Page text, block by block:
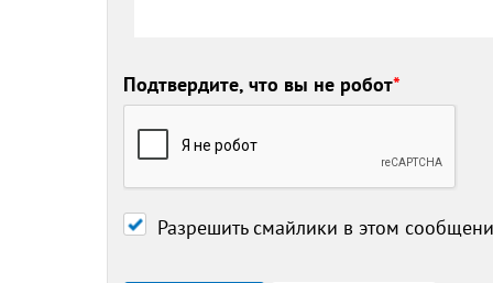
Подтвердите, что вы не робот*
Разрешить смайлики в этом